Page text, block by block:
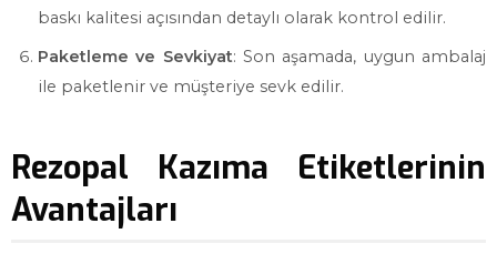
baskı kalitesi açısından detaylı olarak kontrol edilir.
Paketleme ve Sevkiyat: Son aşamada, uygun ambalaj
ile paketlenir ve müşteriye sevk edilir.
Rezopal Kazıma Etiketlerinin
Avantajları